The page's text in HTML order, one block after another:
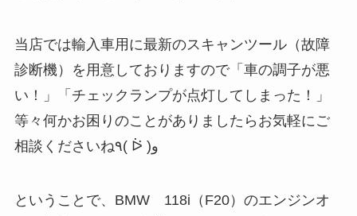
当店では輸入車用に最新のスキャンツール（故障
診断機）を用意しておりますので「車の調子が悪
い！」「チェックランプが点灯してしまった！」
等々何かお困りのことがありましたらお気軽にご
相談くださいね٩( ᐖ )و
ということで、BMW 118i（F20）のエンジンオ